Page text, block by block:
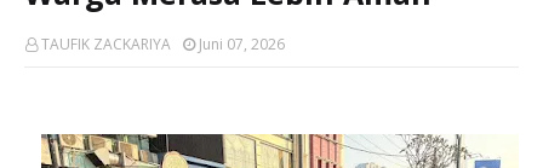
TAUFIK ZACKARIYA Juni 07, 2026